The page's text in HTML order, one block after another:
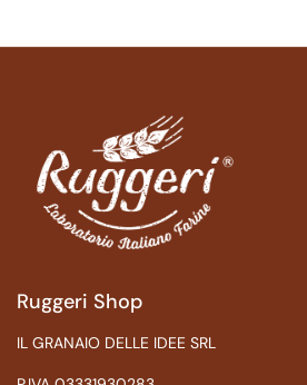
Ruggeri Shop
IL GRANAIO DELLE IDEE SRL